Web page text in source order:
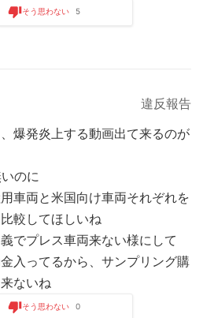
そう思わない 5
違反報告
爆発炎上する動画出て来るのが
のに
車両と米国向け車両それぞれを
較してほしいね
でプレス車両来ない様にして
入ってるから、サンプリング購
ないね
そう思わない 0